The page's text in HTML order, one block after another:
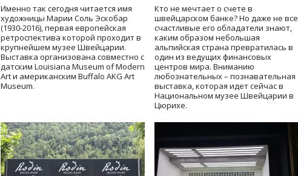
Именно так сегодня читается имя
художницы Марии Соль Эскобар
(1930-2016), первая европейская
ретроспектива которой проходит в
крупнейшем музее Швейцарии.
Выставка организована совместно с
датским Louisiana Museum of Modern
Art и американским Buffalo AKG Art
Museum.
Кто не мечтает о счете в
швейцарском банке? Но даже не все
счастливые его обладатели знают,
каким образом небольшая
альпийская страна превратилась в
один из ведущих финансовых
центров мира. Вниманию
любознательных – познавательная
выставка, которая идет сейчас в
Национальном музее Швейцарии в
Цюрихе.